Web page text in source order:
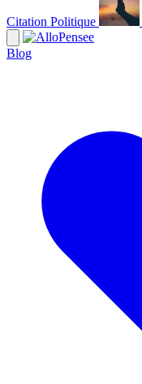
Citation Politique
Blog